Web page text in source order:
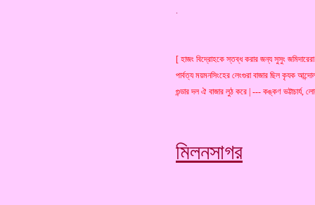
[ হাজং বিদ্রোহকে স্তব্ধ করার জন্য সুসুং
পার্বত্য ময়মনসিংহের লেংগুরা বাজার ছিল কৃযক
গুন্ডার দল ঐ বাজার লুঠ করে | --- কঙ্কণ ভট্টাচার্য,
মিলনসাগর